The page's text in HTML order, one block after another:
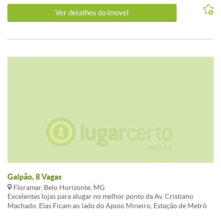
Ver detalhes do ímovel
Galpão, 8 Vagas
Floramar, Belo Horizonte, MG
Excelentes lojas para alugar no melhor ponto da Av. Cristiano
Machado. Elas Ficam ao lado do Apoio Mineiro, Estação de Metrô